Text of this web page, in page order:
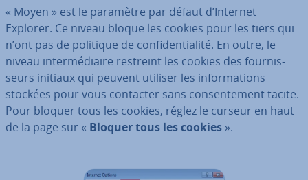
« Moyen » est le paramètre par défaut d’Internet
Explorer. Ce niveau bloque les cookies pour les tiers qui
n’ont pas de politique de con­fi­den­tia­lité. En outre, le
niveau in­ter­mé­diaire restreint les cookies des four­nis­
seurs initiaux qui peuvent utiliser les in­for­ma­tions
stockées pour vous contacter sans con­sen­te­ment tacite.
Pour bloquer tous les cookies, réglez le curseur en haut
de la page sur « Bloquer tous les cookies ».